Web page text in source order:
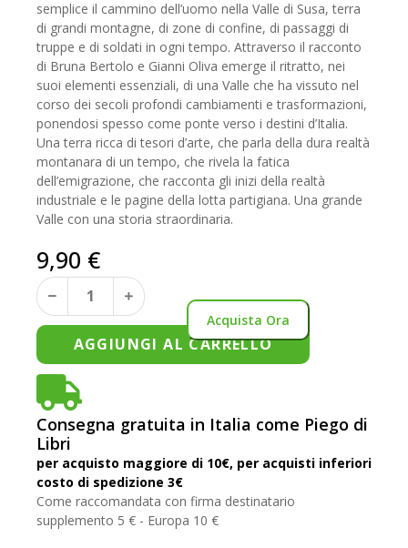
semplice il cammino dell’uomo nella Valle di Susa, terra
di grandi montagne, di zone di confine, di passaggi di
truppe e di soldati in ogni tempo. Attraverso il racconto
di Bruna Bertolo e Gianni Oliva emerge il ritratto, nei
suoi elementi essenziali, di una Valle che ha vissuto nel
corso dei secoli profondi cambiamenti e trasformazioni,
ponendosi spesso come ponte verso i destini d’Italia.
Una terra ricca di tesori d’arte, che parla della dura realtà
montanara di un tempo, che rivela la fatica
dell’emigrazione, che racconta gli inizi della realtà
industriale e le pagine della lotta partigiana. Una grande
Valle con una storia straordinaria.
9,90 €
AGGIUNGI AL CARRELLO
Acquista Ora
Consegna gratuita in Italia come Piego di
Libri
per acquisto maggiore di 10€, per acquisti inferiori
costo di spedizione 3€
Come raccomandata con firma destinatario
supplemento 5 € - Europa 10 €